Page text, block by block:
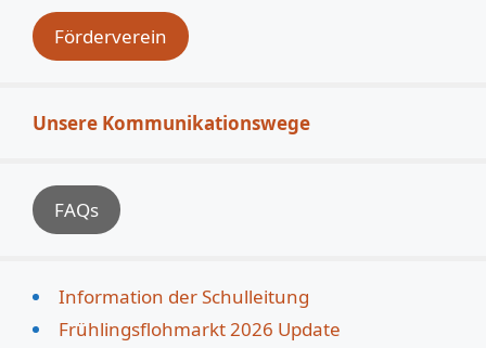
Förderverein
Unsere Kommunikationswege
FAQs
Information der Schulleitung
Frühlingsflohmarkt 2026 Update